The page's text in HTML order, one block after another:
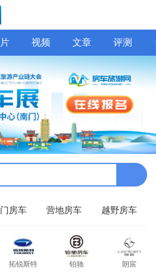
视频 文章 评测
房车 营地房车 越野房车
拓锐斯特 铂驰 朗宸